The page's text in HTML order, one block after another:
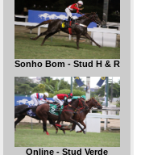
Sonho Bom - Stud H & R
Online - Stud Verde